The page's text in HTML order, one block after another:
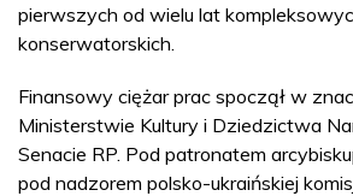
pierwszych od wielu lat
konserwatorskich.
Finansowy ciężar prac spoczął w
Ministerstwie Kultury i Dziedzictwa
Senacie RP. Pod patronatem
pod nadzorem polsko-ukraińskiej